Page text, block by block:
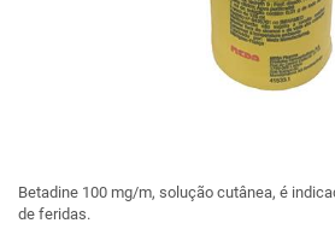
Betadine 100 mg/m, solução cutânea, é
de feridas.